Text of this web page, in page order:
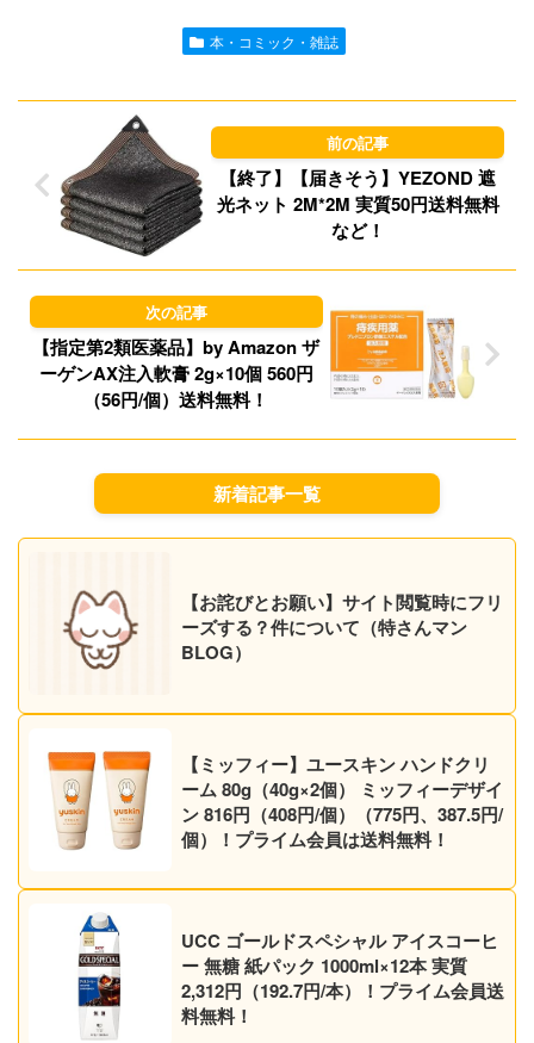
l
o
n
y
本・コミック・雑誌
【終了】【届きそう】YEZOND 遮
光ネット 2M*2M 実質50円送料無料
など！
【指定第2類医薬品】by Amazon ザ
ーゲンAX注入軟膏 2g×10個 560円
（56円/個）送料無料！
新着記事一覧
【お詫びとお願い】サイト閲覧時にフリ
ーズする？件について（特さんマン
BLOG）
【ミッフィー】ユースキン ハンドクリ
ーム 80g（40g×2個） ミッフィーデザイ
ン 816円（408円/個）（775円、387.5円/
個）！プライム会員は送料無料！
UCC ゴールドスペシャル アイスコーヒ
ー 無糖 紙パック 1000ml×12本 実質
2,312円（192.7円/本）！プライム会員送
料無料！